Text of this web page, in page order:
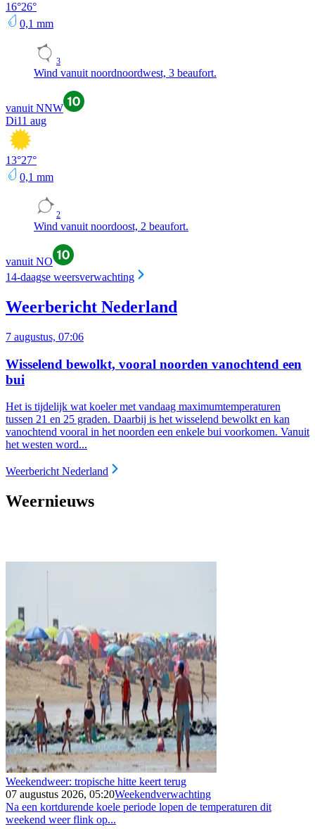
16°26°
0,1 mm
3
Wind vanuit noordnoordwest, 3 beaufort.
vanuit NNW
Di11 aug
13°27°
0,1 mm
2
Wind vanuit noordoost, 2 beaufort.
vanuit NO
14-daagse weersverwachting
Weerbericht Nederland
7 augustus, 07:06
Wisselend bewolkt, vooral noorden vanochtend een
bui
Het is tijdelijk wat koeler met vandaag maximumtemperaturen
tussen 21 en 25 graden. Daarbij is het wisselend bewolkt en kan
vanochtend vooral in het noorden een enkele bui voorkomen. Vanuit
het westen word...
Weerbericht Nederland
Weernieuws
Weekendweer: tropische hitte keert terug
07 augustus 2026, 05:20Weekendverwachting
Na een kortdurende koele periode lopen de temperaturen dit
weekend weer flink op...